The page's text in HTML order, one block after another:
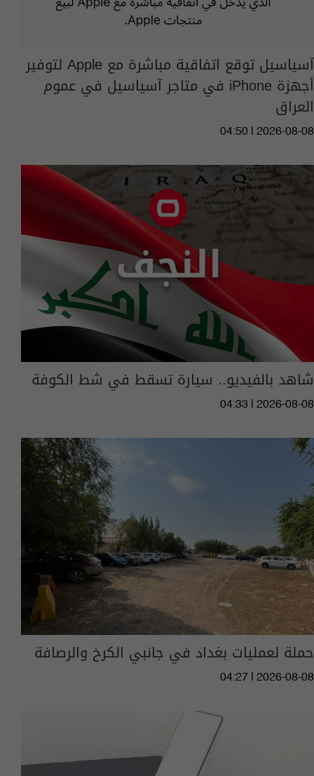
آسياسيل توقع اتفاقية مباشرة مع Apple لتوفير
أجهزة iPhone في متاجر آسياسيل في عموم
العراق
04:50 | 2026-08-08
شاهد بالفيديو.. سيارة تسقط في شط الكوفة
04:33 | 2026-08-08
حملة لعمليات بغداد في جانبي الكرخ والرصافة
04:27 | 2026-08-08